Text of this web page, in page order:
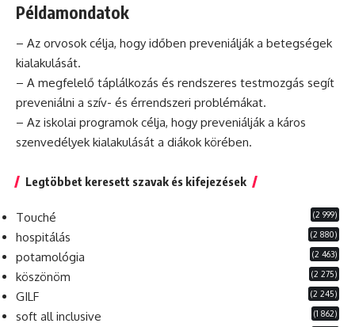
Példamondatok
– Az orvosok célja, hogy időben preveniálják a betegségek
kialakulását.
– A megfelelő táplálkozás és rendszeres testmozgás segít
preveniálni a szív- és érrendszeri problémákat.
– Az iskolai programok célja, hogy preveniálják a káros
szenvedélyek kialakulását a diákok körében.
Legtöbbet keresett szavak és kifejezések
Touché (2 999)
hospitálás (2 880)
potamológia (2 463)
köszönöm (2 275)
GILF (2 245)
soft all inclusive (1 862)